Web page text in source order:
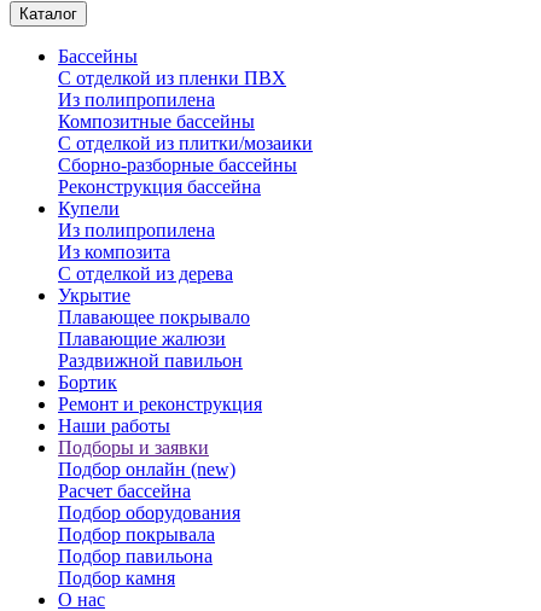
Каталог
Бассейны
С отделкой из пленки ПВХ
Из полипропилена
Композитные бассейны
С отделкой из плитки/мозаики
Сборно-разборные бассейны
Реконструкция бассейна
Купели
Из полипропилена
Из композита
С отделкой из дерева
Укрытие
Плавающее покрывало
Плавающие жалюзи
Раздвижной павильон
Бортик
Ремонт и реконструкция
Наши работы
Подборы и заявки
Подбор онлайн (new)
Расчет бассейна
Подбор оборудования
Подбор покрывала
Подбор павильона
Подбор камня
О нас